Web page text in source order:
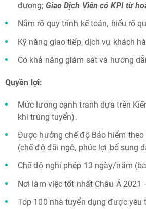
đương; Giao Dịch Viên có KPI từ
Nắm rõ quy trình kế toán, hiểu rõ
Kỹ năng giao tiếp, dịch vụ khách
Có khả năng giám sát và hướng
Quyền lợi:
Mức lương cạnh tranh dựa trên
khi trúng tuyển).
Được hưởng chế độ Bảo hiểm
(chế độ đãi ngộ, phúc lợi bổ sung
Chế độ nghỉ phép 13 ngày/năm
Nơi làm việc tốt nhất Châu Á 2021
Top 100 nhà tuyển dụng được